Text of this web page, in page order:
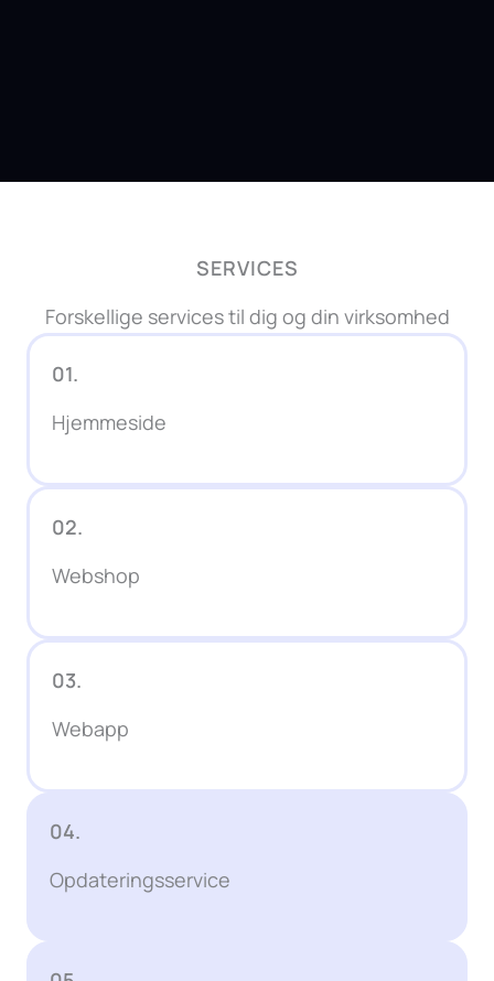
SERVICES
Forskellige services til dig og din virksomhed
01.
Hjemmeside
02.
Webshop
03.
Webapp
04.
Opdateringsservice